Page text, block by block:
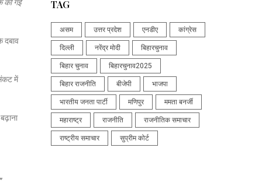
की गई
दबाव
में
TAG
असम उत्तर प्रदेश एनडीए कांग्रेस
दिल्ली नरेंद्र मोदी बिहारचुनाव
बिहार चुनाव बिहारचुनाव2025
बिहार राजनीति बीजेपी भाजपा
भारतीय जनता पार्टी मणिपुर ममता बनर्जी
महाराष्ट्र राजनीति राजनीतिक समाचार
राष्ट्रीय समाचार सुप्रीम कोर्ट